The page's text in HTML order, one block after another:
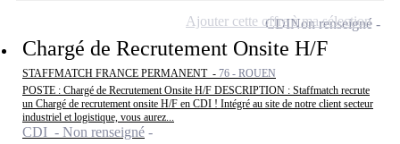
Chargé de Recrutement Onsite H/F
STAFFMATCH FRANCE PERMANENT - 76 - ROUEN
POSTE : Chargé de Recrutement Onsite H/F DESCRIPTION : Staffmatch recrute
un Chargé de recrutement onsite H/F en CDI ! Intégré au site de notre client secteur
industriel et logistique, vous aurez...
CDI - Non renseigné
CDINon renseigné
Ajouter cette offre à ma sélection